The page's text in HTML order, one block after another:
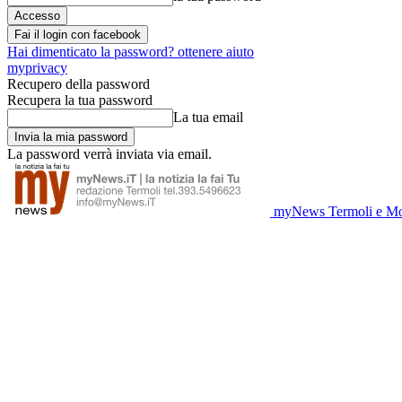
Fai il login con facebook
Hai dimenticato la password? ottenere aiuto
myprivacy
Recupero della password
Recupera la tua password
La tua email
La password verrà inviata via email.
myNews Termoli e